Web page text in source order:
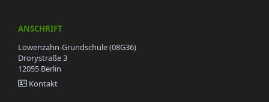
ANSCHRIFT
Löwenzahn-Grundschule (08G36)
Drorystraße 3
12055 Berlin
Kontakt